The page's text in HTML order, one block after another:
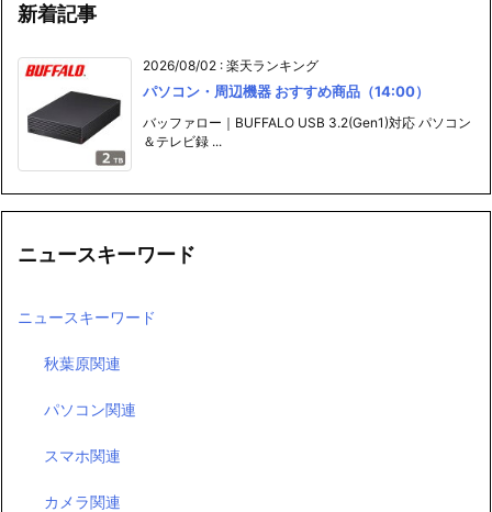
新着記事
2026/08/02 : 楽天ランキング
パソコン・周辺機器 おすすめ商品（14:00）
バッファロー｜BUFFALO USB 3.2(Gen1)対応 パソコン
＆テレビ録 ...
ニュースキーワード
ニュースキーワード
秋葉原関連
パソコン関連
スマホ関連
カメラ関連